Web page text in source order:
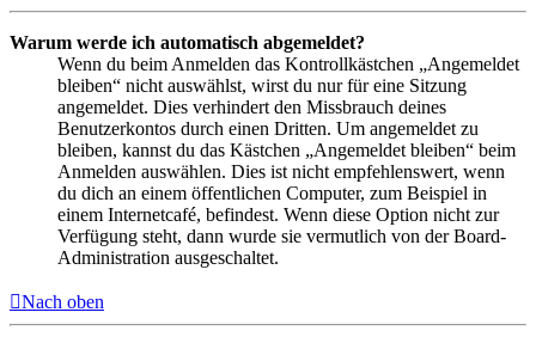
Warum werde ich automatisch abgemeldet?
Wenn du beim Anmelden das Kontrollkästchen „Angemeldet
bleiben“ nicht auswählst, wirst du nur für eine Sitzung
angemeldet. Dies verhindert den Missbrauch deines
Benutzerkontos durch einen Dritten. Um angemeldet zu
bleiben, kannst du das Kästchen „Angemeldet bleiben“ beim
Anmelden auswählen. Dies ist nicht empfehlenswert, wenn
du dich an einem öffentlichen Computer, zum Beispiel in
einem Internetcafé, befindest. Wenn diese Option nicht zur
Verfügung steht, dann wurde sie vermutlich von der Board-
Administration ausgeschaltet.
Nach oben